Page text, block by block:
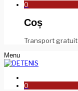
0
Coș
Transport
Menu
0